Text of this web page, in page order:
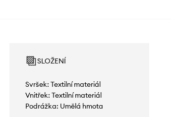
SLOŽENÍ
Svršek: Textilní materiál
Vnitřek: Textilní materiál
Podrážka: Umělá hmota